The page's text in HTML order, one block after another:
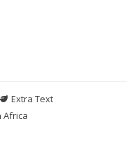
Extra Text
Africa